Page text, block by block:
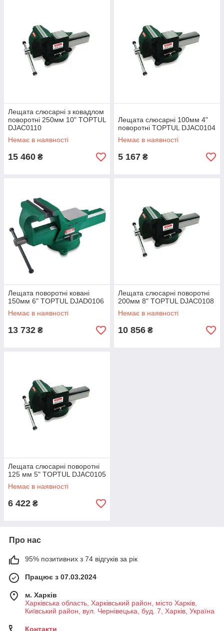
Лещата слюсарні з ковадлом
поворотні 250мм 10" TOPTUL
DJAC0110
Немає в наявності
15 460 ₴
Лещата слюсарні 100мм 4"
поворотні TOPTUL DJAC0104
Немає в наявності
5 167 ₴
Лещата поворотні ковані
150мм 6" TOPTUL DJAD0106
Немає в наявності
13 732 ₴
Лещата слюсарні поворотні
200мм 8" TOPTUL DJAC0108
Немає в наявності
10 856 ₴
Лещата слюсарні поворотні
125 мм 5" TOPTUL DJAC0105
Немає в наявності
6 422 ₴
Про нас
95% позитивних з 74 відгуків за рік
Працює з 07.03.2024
м. Харків
Харківська область, Харківський район, місто Харків,
Київський район, вул. Чернівецька, буд. 7, Харків, Україна
Контакти